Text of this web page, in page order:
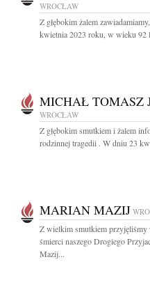
WROCŁAW
Z głębokim żalem
kwietnia 2023 roku, w wieku 92
MICHAŁ TOMASZ
WROCŁAW
Z głębokim smutkiem i żalem
rodzinnej tragedii . W dniu 23
MARIAN MAZIJ
Z wielkim smutkiem przyjęliśmy
śmierci naszego Drogiego
Mazij...